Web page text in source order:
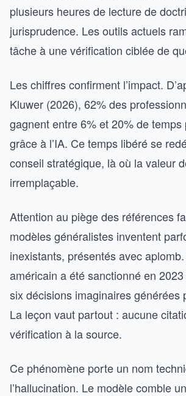
plusieurs heures de lecture de
jurisprudence. Les outils actuels
tâche à une vérification ciblée de
Les chiffres confirment l’impact.
Kluwer (2026), 62% des
gagnent entre 6% et 20% de temps
grâce à l’IA. Ce temps libéré se
conseil stratégique, là où la valeur
irremplaçable.
Attention au piège des références
modèles généralistes inventent
inexistants, présentés avec
américain a été sanctionné en
six décisions imaginaires générées
La leçon vaut partout : aucune
vérification à la source.
Ce phénomène porte un nom
l’hallucination. Le modèle comble